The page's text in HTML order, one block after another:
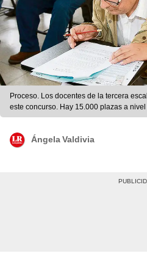
Proceso. Los docentes de la tercera
este concurso. Hay 15.000 plazas a
Ángela Valdivia